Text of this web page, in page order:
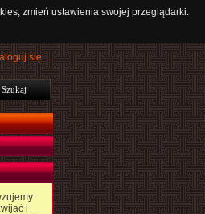
zmień ustawienia swojej przeglądarki.
się
i